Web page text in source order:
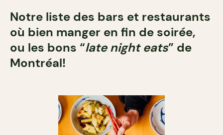
Notre liste des bars et restaurants
où bien manger en fin de soirée,
ou les bons “late night eats” de
Montréal!